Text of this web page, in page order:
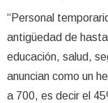
“Personal
antigüedad de
educación, salud,
anuncian como un
a 700, es decir el